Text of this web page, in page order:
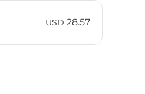
USD 28.57